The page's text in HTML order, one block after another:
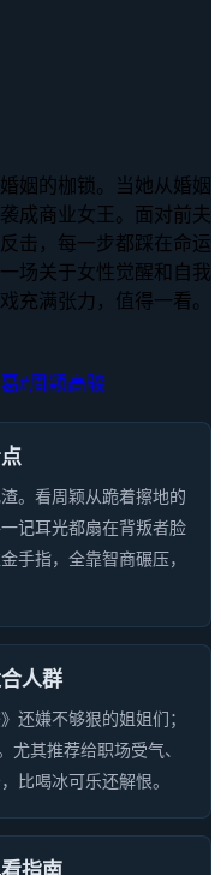
姻的枷锁。当她从婚姻
成商业女王。面对前夫
击，每一步都踩在命运
场关于女性觉醒和自我
充满张力，值得一看。
#周颖高骏
。看周颖从跪着擦地的
记耳光都扇在背叛者脸
手指，全靠智商碾压，
人群
还嫌不够狠的姐姐们；
尤其推荐给职场受气、
比喝冰可乐还解恨。